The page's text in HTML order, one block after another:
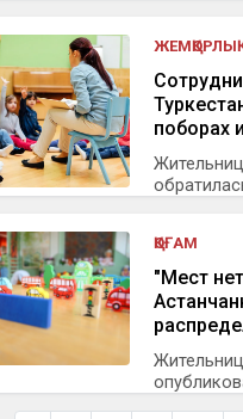
ЖЕМҚОРЛЫҚ
поборах
ҚОҒАМ
"Мест